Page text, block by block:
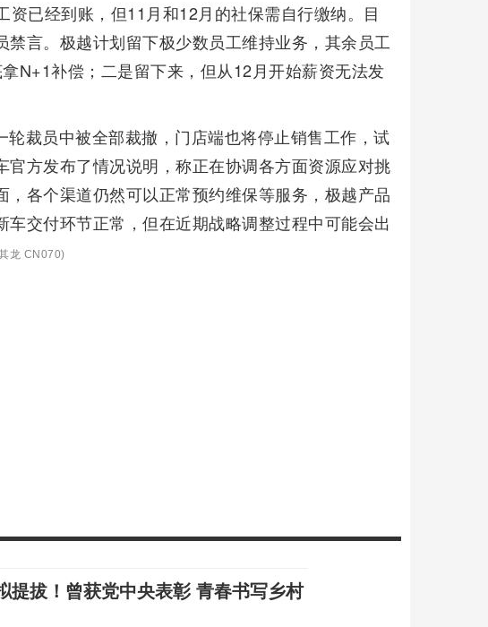
已经到账，但11月和12月的社保需自行缴纳。目
言。极越计划留下极少数员工维持业务，其余员工
N+1补偿；二是留下来，但从12月开始薪资无法发
裁员中被全部裁撤，门店端也将停止销售工作，试
方发布了情况说明，称正在协调各方面资源应对挑
各个渠道仍然可以正常预约维保等服务，极越产品
交付环节正常，但在近期战略调整过程中可能会出
龙 CN070)
提拔！曾获党中央表彰 青春书写乡村